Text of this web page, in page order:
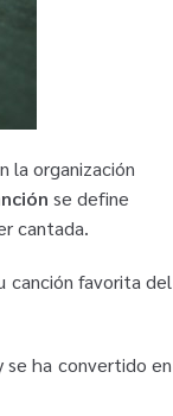
la organización
se define
cantada.
canción favorita del
se ha convertido en